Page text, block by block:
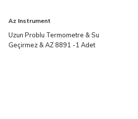
Az Instrument
Uzun Problu Termometre & Su
Geçirmez & AZ 8891 -1 Adet